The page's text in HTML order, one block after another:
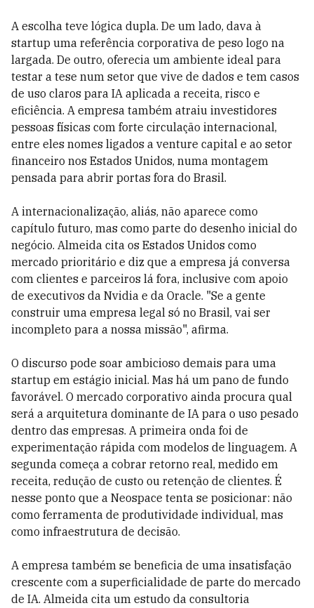
A escolha teve lógica dupla. De um lado, dava à
startup uma referência corporativa de peso logo na
largada. De outro, oferecia um ambiente ideal para
testar a tese num setor que vive de dados e tem casos
de uso claros para IA aplicada a receita, risco e
eficiência. A empresa também atraiu investidores
pessoas físicas com forte circulação internacional,
entre eles nomes ligados a venture capital e ao setor
financeiro nos Estados Unidos, numa montagem
pensada para abrir portas fora do Brasil.
A internacionalização, aliás, não aparece como
capítulo futuro, mas como parte do desenho inicial do
negócio. Almeida cita os Estados Unidos como
mercado prioritário e diz que a empresa já conversa
com clientes e parceiros lá fora, inclusive com apoio
de executivos da Nvidia e da Oracle. "Se a gente
construir uma empresa legal só no Brasil, vai ser
incompleto para a nossa missão", afirma.
O discurso pode soar ambicioso demais para uma
startup em estágio inicial. Mas há um pano de fundo
favorável. O mercado corporativo ainda procura qual
será a arquitetura dominante de IA para o uso pesado
dentro das empresas. A primeira onda foi de
experimentação rápida com modelos de linguagem. A
segunda começa a cobrar retorno real, medido em
receita, redução de custo ou retenção de clientes. É
nesse ponto que a Neospace tenta se posicionar: não
como ferramenta de produtividade individual, mas
como infraestrutura de decisão.
A empresa também se beneficia de uma insatisfação
crescente com a superficialidade de parte do mercado
de IA. Almeida cita um estudo da consultoria